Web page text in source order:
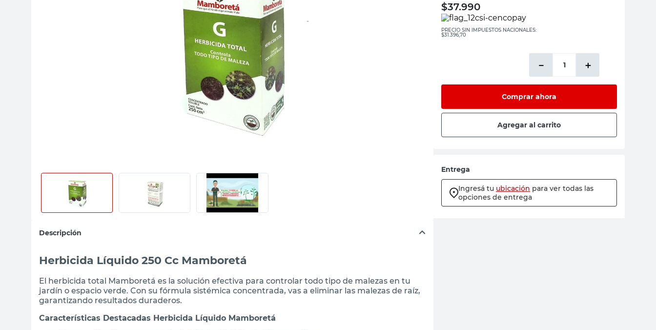
Descripción
Herbicida Líquido 250 Cc Mamboretá
El herbicida total Mamboretá es la solución efectiva para controlar todo tipo de malezas en tu
jardín o espacio verde. Con su fórmula sistémica concentrada, vas a eliminar las malezas de raíz,
garantizando resultados duraderos.
Características Destacadas Herbicida Líquido Mamboretá
$37.990
PRECIO SIN IMPUESTOS NACIONALES:
$31.396,70
＋
－
Comprar ahora
Agregar al carrito
Entrega
Ingresá tu ubicación para ver todas las
opciones de entrega